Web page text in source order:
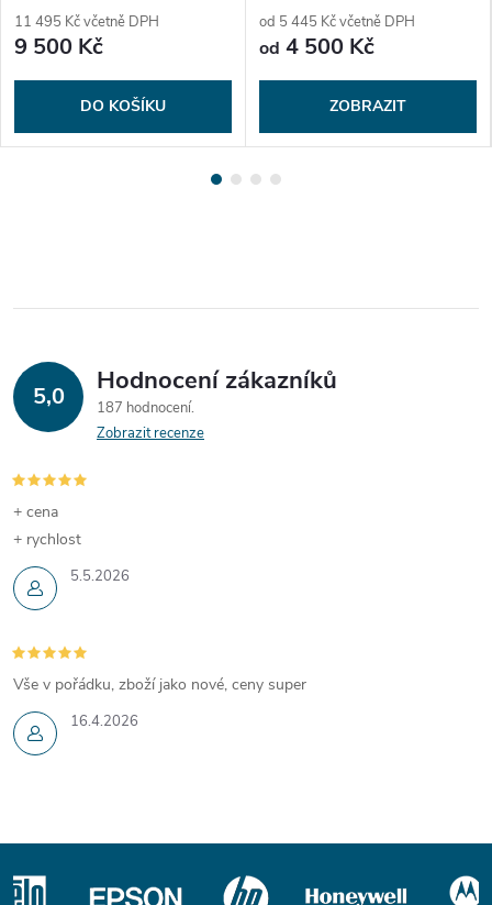
11 495 Kč včetně DPH
9 500 Kč
DO KOŠÍKU
od 5 445 Kč včetně DPH
od 4 500 Kč
ZOBRAZIT
5,0 Hodnocení zákazníků
187 hodnocení
Zobrazit recenze
5.5.2026
+ cena
+ rychlost
16.4.2026
Vše v pořádku, zboží jako nové, ceny super